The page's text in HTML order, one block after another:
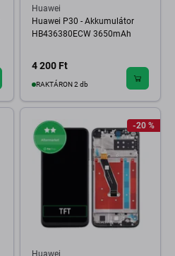
Huawei
Huawei P30 - Akkumulátor
HB436380ECW 3650mAh
4 200 Ft
RAKTÁRON 2 db
-20 %
Huawei